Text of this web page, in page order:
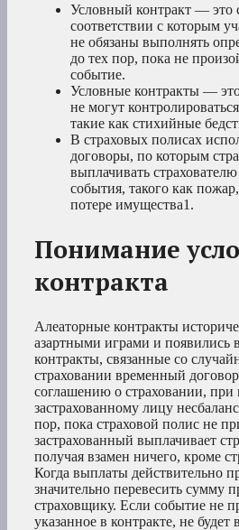
Условный контракт — это
соответствии с которым
не обязаны выполнять
до тех пор, пока не
событие.
Условные контракты —
не могут
такие как стихийные
В страховых полисах
договоры, по которым
выплачивать
события, такого как
потере имущества1.
Понимание
контракта
Алеаторные контракты
азартными играми и появились
контракты, связанные со
страховании временный
соглашению о страховании,
застрахованному лицу
пор, пока страховой полис не
застрахованный выплачивает
получая взамен ничего, кроме
Когда выплаты действительно
значительно перевесить сумму
страховщику. Если событие не
указанное в контракте, не